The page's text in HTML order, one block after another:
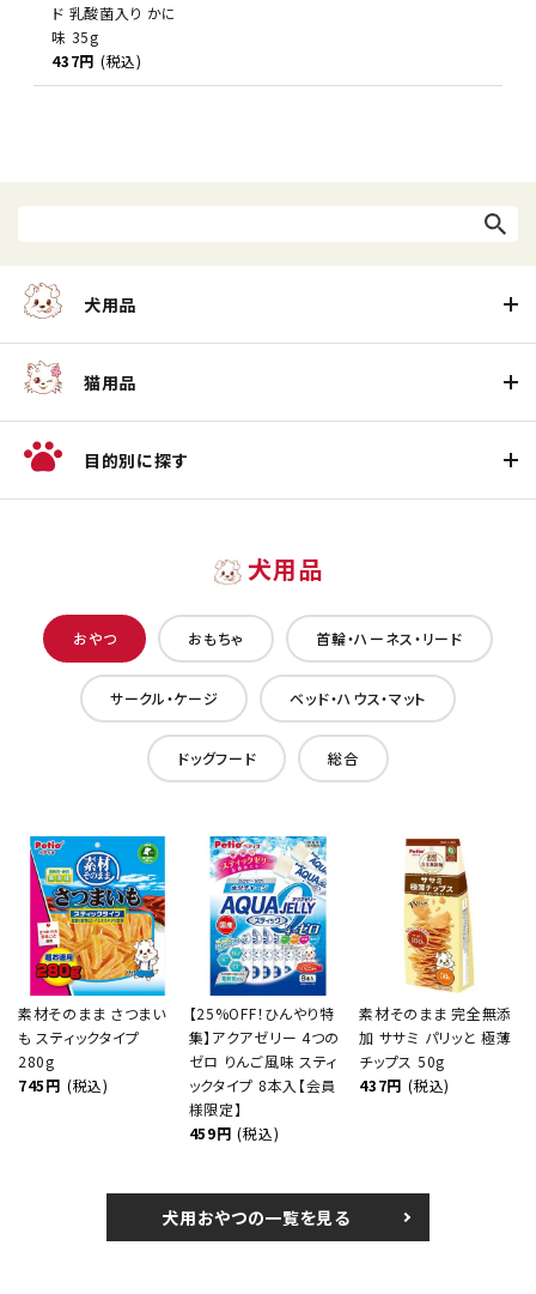
ド 乳酸菌入り かに
味 35g
437円 (税込)
犬用品
猫用品
目的別に探す
犬用品
おやつ おもちゃ 首輪・ハーネス・リード
サークル・ケージ ベッド・ハウス・マット
ドッグフード 総合
素材そのまま さつまい
も スティックタイプ
280g
745円 (税込)
【25%OFF！ひんやり特
集】アクアゼリー 4つの
ゼロ りんご風味 スティ
ックタイプ 8本入【会員
様限定】
459円 (税込)
素材そのまま 完全無添
加 ササミ パリッと 極薄
チップス 50g
437円 (税込)
犬用おやつの一覧を見る